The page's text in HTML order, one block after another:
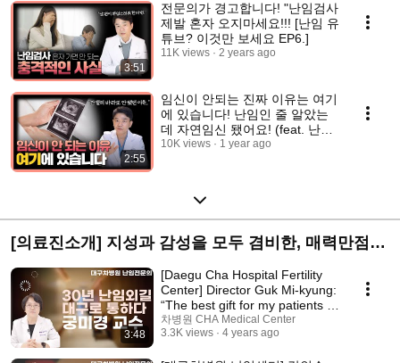
3:51
전문의가 경고합니다! "난임검사
제발 혼자 오지마세요!!! [난임 유
튜브? 이것만 보세요 EP6.]
11K views 2 years ago
2:55
임신이 안되는 진짜 이유는 여기
에 있습니다! 난임인 줄 알았는
데 자연임신 됐어요! (feat. 난임
부부는 꼭 보세요!)
10K views 1 year ago
[의료진소개] 지성과 감성을 모두 겸비한, 매력만점
대구차 의료진
3:48
[Daegu Cha Hospital Fertility
Center] Director Guk Mi-kyung:
“The best gift for my patients is,
f...
차병원 CHA Medical Center
3.3K views
4 years ago